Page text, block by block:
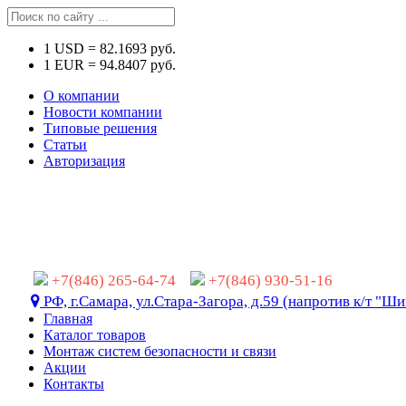
1 USD = 82.1693 руб.
1 EUR = 94.8407 руб.
О компании
Новости компании
Типовые решения
Статьи
Авторизация
+7(846) 265-64-74
+7(846) 930-51-16
РФ, г.Самара, ул.Стара-Загора, д.59 (напротив к/т
Главная
Каталог товаров
Монтаж систем безопасности и связи
Акции
Контакты